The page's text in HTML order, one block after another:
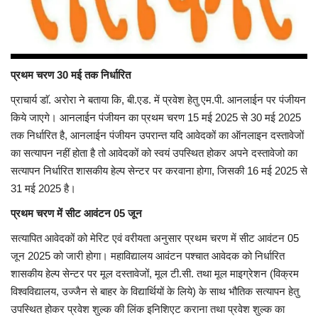
प्रथम चरण 30 मई तक निर्धारित
प्राचार्य डाॅ. अरोरा ने बताया कि, बी.एड. में प्रवेश हेतु एम.पी. आनलाईन पर पंजीयन
किये जाएगे। आनलाईन पंजीयन का प्रथम चरण 15 मई 2025 से 30 मई 2025
तक निर्धारित है, आनलाईन पंजीयन उपरान्त यदि आवेदकों का ऑनलाइन दस्तावेजों
का सत्यापन नहीं होता है तो आवेदकों को स्वयं उपस्थित होकर अपने दस्तावेजो का
सत्यापन निर्धारित शासकीय हेल्प सेन्टर पर करवाना होगा, जिसकी 16 मई 2025 से
31 मई 2025 है।
प्रथम चरण में सीट आवंटन 05 जून
सत्यापित आवेदकों को मेरिट एवं वरीयता अनुसार प्रथम चरण में सीट आवंटन 05
जून 2025 को जारी होगा। महाविद्यालय आवंटन पश्चात आवेदक को निर्धारित
शासकीय हेल्प सेन्टर पर मूल दस्तावेजों, मूल टी.सी. तथा मूल माइग्रेशन (विक्रम
विश्वविद्यालय, उज्जैन से बाहर के विद्यार्थियों के लिये) के साथ भौतिक सत्यापन हेतु
उपस्थित होकर प्रवेश शुल्क की लिंक इनिशिएट कराना तथा प्रवेश शुल्क का